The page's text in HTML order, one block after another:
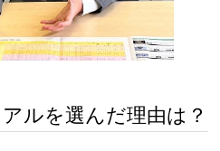
ルを選んだ理由は？